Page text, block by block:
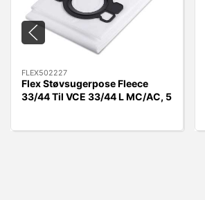
FLEX502227
Flex Støvsugerpose Fleece
33/44 Til VCE 33/44 L MC/AC, 5